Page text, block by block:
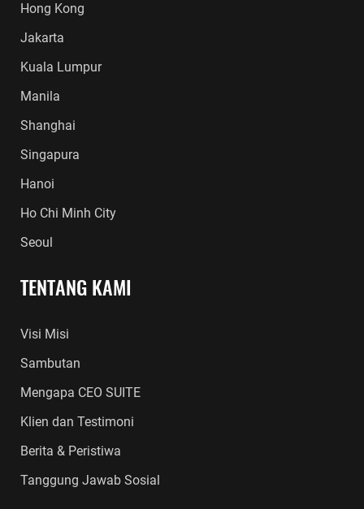
Hong Kong
Jakarta
Kuala Lumpur
Manila
Shanghai
Singapura
Hanoi
Ho Chi Minh City
Seoul
TENTANG KAMI
Visi Misi
Sambutan
Mengapa CEO SUITE
Klien dan Testimoni
Berita & Peristiwa
Tanggung Jawab Sosial